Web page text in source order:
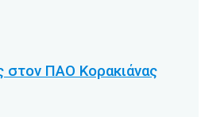
ΠΑΟ Κορακιάνας